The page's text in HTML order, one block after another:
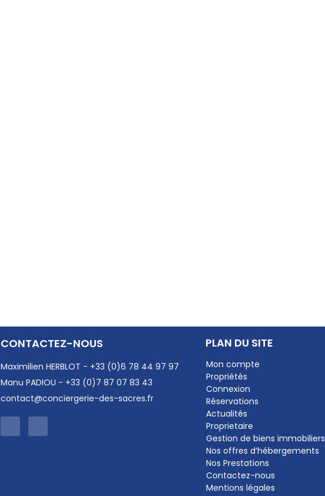
CONTACTEZ-NOUS
Maximilien HERBLOT - +33 (0)6 78 44 97 97
Manu PADIOU - +33 (0)7 87 07 83 43
contact@conciergerie-des-sacres.fr
PLAN DU SITE​
Mon compte
Propriétés
Connexion
Réservations
Actualités
Proprietaire
Gestion de biens immobiliers
Nos offres d’hébergements
Nos Prestations
Contactez-nous
Mentions légales